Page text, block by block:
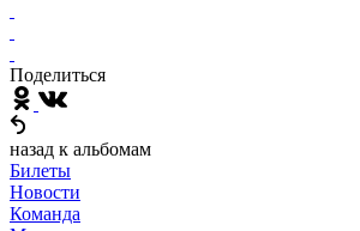
Поделиться
назад к альбомам
Билеты
Новости
Команда